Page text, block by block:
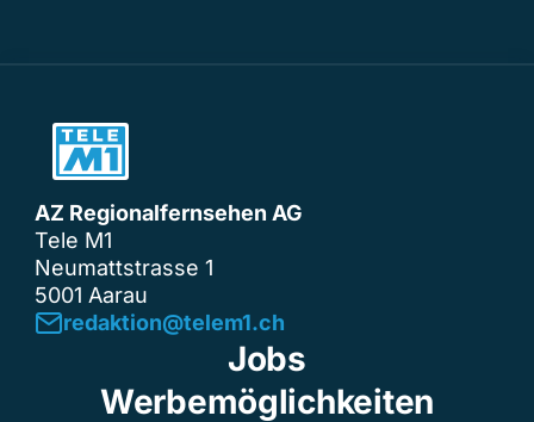
AZ Regionalfernsehen AG
Tele M1
Neumattstrasse 1
5001 Aarau
redaktion@telem1.ch
Jobs
Werbemöglichkeiten